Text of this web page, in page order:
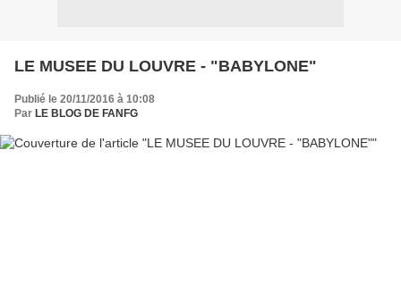
LE MUSEE DU LOUVRE - "BABYLONE"
Publié le 20/11/2016 à 10:08
Par LE BLOG DE FANFG